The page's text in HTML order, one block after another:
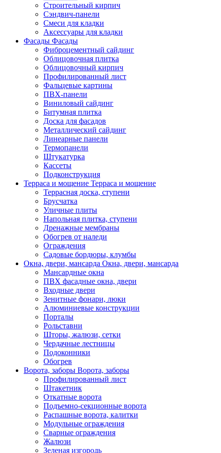
Строительный кирпич
Сэндвич-панели
Смеси для кладки
Аксессуары для кладки
Фасады Фасады
Фиброцементный сайдинг
Облицовочная плитка
Облицовочный кирпич
Профилированный лист
Фальцевые картины
ПВХ-панели
Виниловый сайдинг
Битумная плитка
Доска для фасадов
Металлический сайдинг
Линеарные панели
Термопанели
Штукатурка
Кассеты
Подконструкция
Терраса и мощение Терраса и мощение
Террасная доска, ступени
Брусчатка
Уличные плиты
Напольная плитка, ступени
Дренажные мембраны
Обогрев от наледи
Ограждения
Садовые бордюры, клумбы
Окна, двери, мансарда Окна, двери, мансарда
Мансардные окна
ПВХ фасадные окна, двери
Входные двери
Зенитные фонари, люки
Алюминиевые конструкции
Порталы
Рольставни
Шторы, жалюзи, сетки
Чердачные лестницы
Подоконники
Обогрев
Ворота, заборы Ворота, заборы
Профилированный лист
Штакетник
Откатные ворота
Подъемно-секционные ворота
Распашные ворота, калитки
Модульные ограждения
Сварные ограждения
Жалюзи
Зеленая изгородь